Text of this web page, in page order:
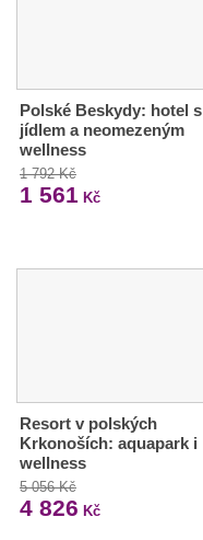
Polské Beskydy: hotel s
jídlem a neomezeným
wellness
1 792 Kč
1 561 Kč
Resort v polských
Krkonoších: aquapark i
wellness
5 056 Kč
4 826 Kč